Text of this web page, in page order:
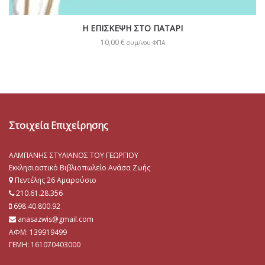
Η ΕΠΙΣΚΕΨΗ ΣΤΟ ΠΑΤΑΡΙ
10,00€ συμ/νου ΦΠΑ
Στοιχεία Επιχείρησης
ΑΛΜΠΑΝΗΣ ΣΤΥΛΙΑΝΟΣ ΤΟΥ ΓΕΩΡΓΙΟΥ
Εκκλησιαστικό Βιβλιοπωλείο Ανάσα Ζωής
Πεντέλης 26 Αμαρούσιο
210.61.28.356
698.40.800.92
anasazwis@gmail.com
ΑΦΜ: 139919499
ΓΕΜΗ: 161070403000